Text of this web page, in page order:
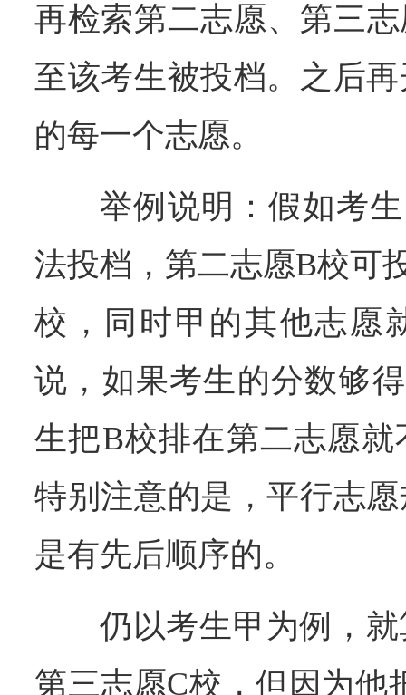
再检索第二志愿、第三
至该考生被投档。之后
的每一个志愿。
举例说明：假如考
法投档，第二志愿B校可
校，同时甲的其他志愿
说，如果考生的分数够
生把B校排在第二志愿
特别注意的是，平行志
是有先后顺序的。
仍以考生甲为例，
第三志愿C校，但因为他